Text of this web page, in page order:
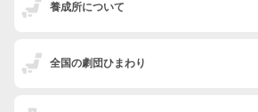
養成所について
全国の劇団ひまわり